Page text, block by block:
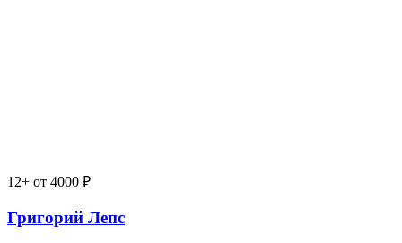
12+ от 4000 ₽
Григорий Лепс